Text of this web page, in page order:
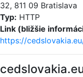
32, 811 09 Bratislava
Typ: HTTP
Link (bližšie
https://